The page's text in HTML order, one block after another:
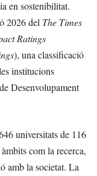
en sostenibilitat.
2026 del The Times
Ratings
), una classificació
institucions
Desenvolupament
universitats de 116
com la recerca,
amb la societat. La